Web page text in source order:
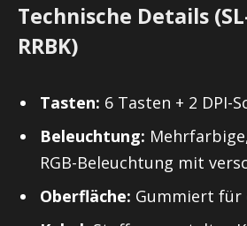
Technische Details
RRBK)
Tasten: 6 Tasten + 2 DPI-
Beleuchtung:
RGB-Beleuchtung mit
Oberfläche: Gummiert für